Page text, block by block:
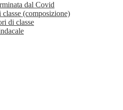
dal Covid
(composizione)
di classe